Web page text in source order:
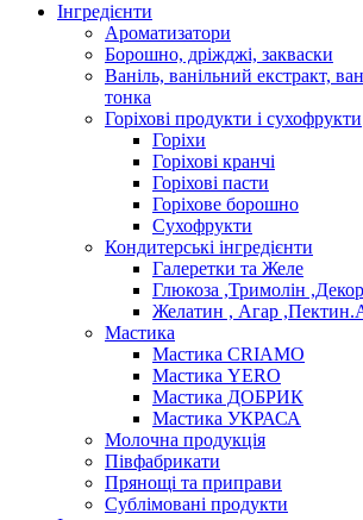
Інгредієнти
Ароматизатори
Борошно, дріжджі, закваски
Ваніль, ванільний екстракт,
тонка
Горіхові продукти і сухофрукти
Горіхи
Горіхові кранчі
Горіхові пасти
Горіхове борошно
Сухофрукти
Кондитерські інгредієнти
Галеретки та Желе
Глюкоза ,Тримолін
Желатин , Агар
Мастика
Мастика CRIAMO
Мастика YERO
Мастика ДОБРИК
Мастика УКРАСА
Молочна продукція
Півфабрикати
Прянощі та приправи
Сублімовані продукти